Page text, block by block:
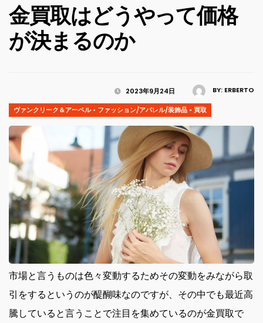
金買取はどうやって価格
が決まるのか
BY: ERBERTO
2023年9月24日
ヴァンクリーク＆アーペル• ファッション/アパレル/装飾品 • 買取
市場と言うものは色々変動するためその変動をみながら取
引をするというのが醍醐味なのですが、その中でも最近高
騰していると言うことで注目を集めているのが金買取で